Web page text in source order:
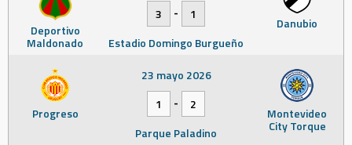
Deportivo
Maldonado
Danubio
3
-
1
Estadio Domingo Burgueño
Progreso Montevideo
City Torque
23 mayo 2026
1
-
2
Parque Paladino